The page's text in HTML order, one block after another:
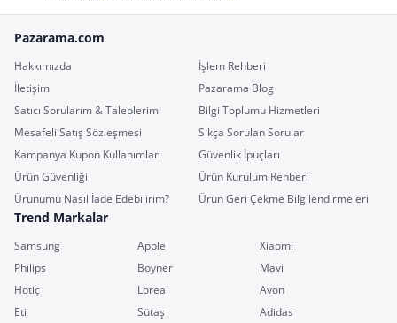
Pazarama.com
Hakkımızda
İşlem Rehberi
İletişim
Pazarama Blog
Satıcı Sorularım & Taleplerim
Bilgi Toplumu Hizmetleri
Mesafeli Satış Sözleşmesi
Sıkça Sorulan Sorular
Kampanya Kupon Kullanımları
Güvenlik İpuçları
Ürün Güvenliği
Ürün Kurulum Rehberi
Ürünümü Nasıl İade Edebilirim?
Ürün Geri Çekme Bilgilendirmeleri
Trend Markalar
Samsung Apple
Xiaomi
Philips
Boyner
Mavi
Hotiç
Loreal
Avon
Eti
Sütaş
Adidas